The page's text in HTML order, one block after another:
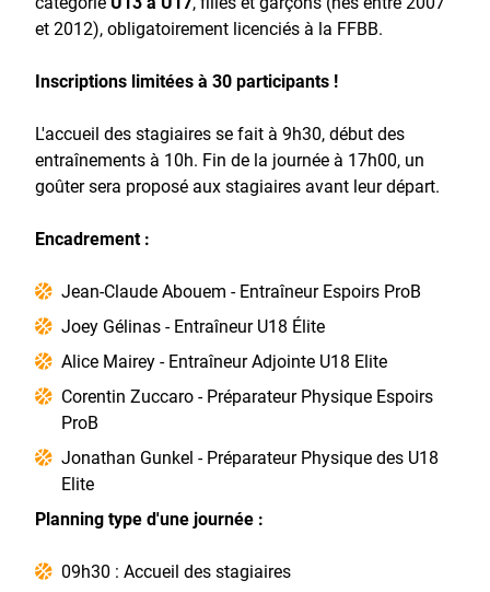
et 2012), obligatoirement licenciés à la FFBB.
Inscriptions limitées à 30 participants !
L'accueil des stagiaires se fait à 9h30, début des
entraînements à 10h. Fin de la journée à 17h00, un
goûter sera proposé aux stagiaires avant leur départ.
Encadrement :
Jean-Claude Abouem - Entraîneur Espoirs ProB
Joey Gélinas - Entraîneur U18 Élite
Alice Mairey - Entraîneur Adjointe U18 Elite
Corentin Zuccaro - Préparateur Physique Espoirs
ProB
Jonathan Gunkel - Préparateur Physique des U18
Elite
Planning type d'une journée :
09h30 : Accueil des stagiaires